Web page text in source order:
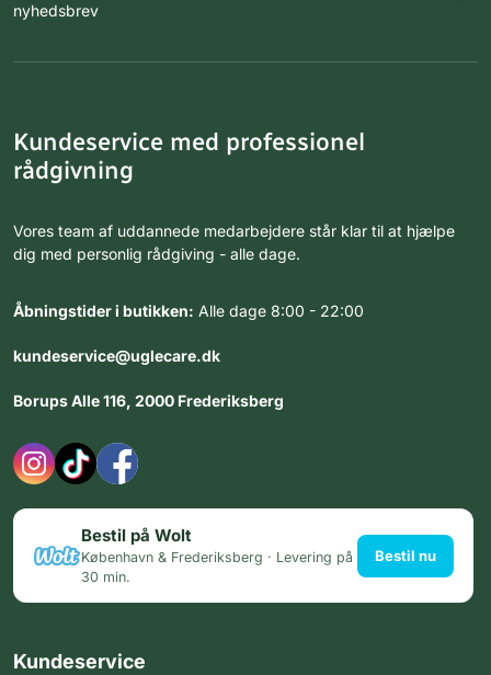
nyhedsbrev
Kundeservice med professionel
rådgivning
Vores team af uddannede medarbejdere står klar til at hjælpe
dig med personlig rådgiving - alle dage.
Åbningstider i butikken: Alle dage 8:00 - 22:00
kundeservice@uglecare.dk
Borups Alle 116, 2000 Frederiksberg
Bestil på Wolt
København & Frederiksberg · Levering på
30 min.
Bestil nu
Kundeservice